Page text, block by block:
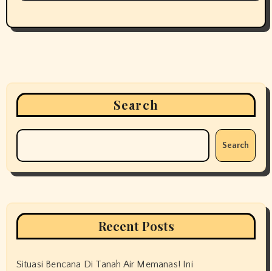
Search
Search
Recent Posts
Situasi Bencana Di Tanah Air Memanas! Ini